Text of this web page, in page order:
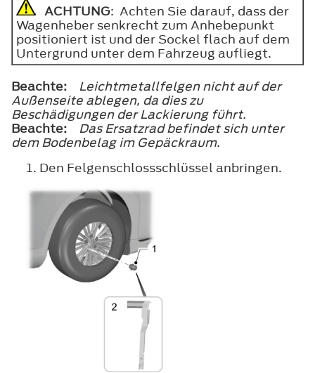
ACHTUNG: Achten Sie darauf, dass der
Wagenheber senkrecht zum Anhebepunkt
positioniert ist und der Sockel flach auf dem
Untergrund unter dem Fahrzeug aufliegt.
Beachte:
Leichtmetallfelgen nicht auf der
Außenseite ablegen, da dies zu
Beschädigungen der Lackierung führt.
Beachte:
Das Ersatzrad befindet sich unter
dem Bodenbelag im Gepäckraum.
Den Felgenschlossschlüssel anbringen.